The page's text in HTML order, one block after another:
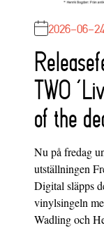
2026-06-
TWO
of the
Nu på fredag
utställningen
Digital släpps
vinylsingeln
Wadling och